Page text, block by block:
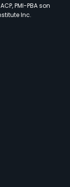
ACP, PMI-PBA son
Inc.